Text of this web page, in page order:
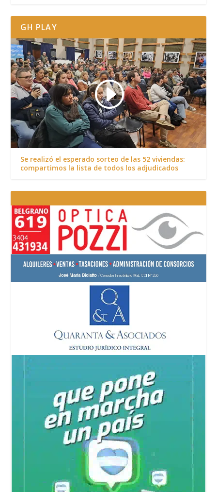
GH PLAY
Se realizó el esperado sorteo de las 52 viviendas:
compartimos la lista de todos los adjudicados